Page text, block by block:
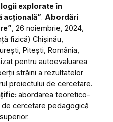
explorate în
acțională”. Abordări
, 26 noiembrie, 2024,
fizică) Chişinău,
Pitești, România,
pentru autoevaluarea
străini a rezultatelor
proiectului de cercetare.
abordarea teoretico-
cercetare pedagogică